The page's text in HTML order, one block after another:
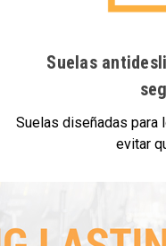
Suelas
Suelas diseñadas para
evitar